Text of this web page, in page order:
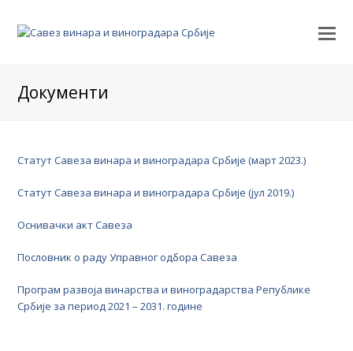
Документи
Статут Савеза винара и виноградара Србије (март 2023.)
Статут Савеза винара и виноградара Србије (јул 2019.)
Оснивачки акт Савеза
Пословник о раду Управног одбора Савеза
Програм развоја винарства и виноградарства Републике
Србије за период 2021 – 2031. године